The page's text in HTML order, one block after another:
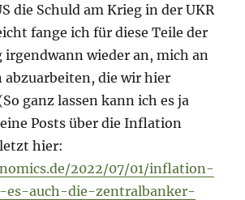
die Schuld am Krieg in der UKR
fange ich für diese Teile der
irgendwann wieder an, mich an
abzuarbeiten, die wir hier
ganz lassen kann ich es ja
Posts über die Inflation
hier:
2022/07/01/inflation-
es-auch-die-zentralbanker-